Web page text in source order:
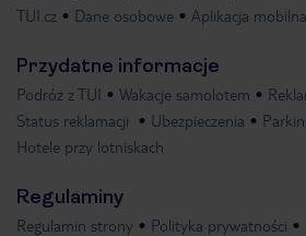
TUI.cz
Dane osobowe Aplikacja
Przydatne informacje
Podróż z TUI Wakacje samolotem
Status reklamacji
Ubezpieczenia
Hotele przy lotniskach
Regulaminy
Regulamin strony Polityka prywatności